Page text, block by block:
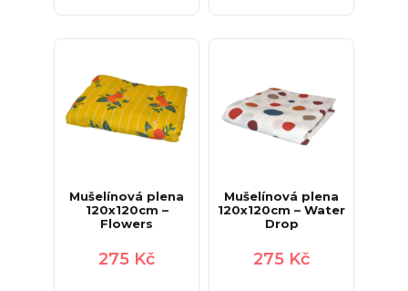
Mušelínová plena
120x120cm –
Flowers
275 Kč
Mušelínová plena
120x120cm – Water
Drop
275 Kč